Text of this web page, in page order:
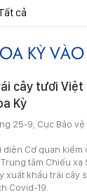
KỲ
cây tươi Việt
Kỳ
25-9, Cục Bảo
diện Cơ quan kiểm
tâm Chiếu xạ
xuất khẩu trái cây
Covid-19.